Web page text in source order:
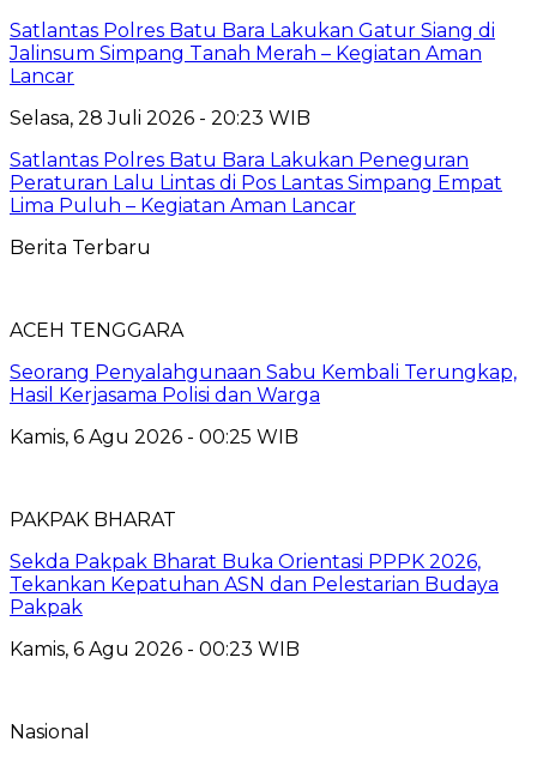
Satlantas Polres Batu Bara Lakukan Gatur Siang di
Jalinsum Simpang Tanah Merah – Kegiatan Aman
Lancar
Selasa, 28 Juli 2026 - 20:23 WIB
Satlantas Polres Batu Bara Lakukan Peneguran
Peraturan Lalu Lintas di Pos Lantas Simpang Empat
Lima Puluh – Kegiatan Aman Lancar
Berita Terbaru
ACEH TENGGARA
Seorang Penyalahgunaan Sabu Kembali Terungkap,
Hasil Kerjasama Polisi dan Warga
Kamis, 6 Agu 2026 - 00:25 WIB
PAKPAK BHARAT
Sekda Pakpak Bharat Buka Orientasi PPPK 2026,
Tekankan Kepatuhan ASN dan Pelestarian Budaya
Pakpak
Kamis, 6 Agu 2026 - 00:23 WIB
Nasional